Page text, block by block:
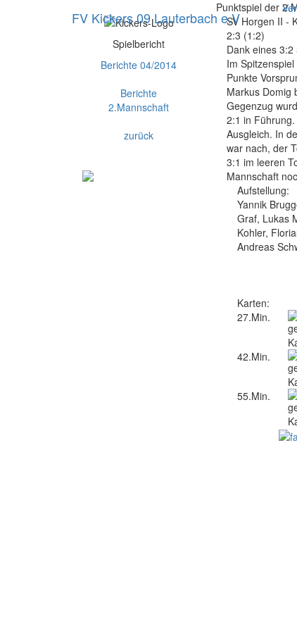
FV Kickers 09 Lauterbach e.V
Spielbericht
Berichte 04/2014
Berichte
2.Mannschaft
zurück
Punktspiel der
SV Horgen II -
2:3 (1:2)
Dank eines
Im
Punkte
Markus Domig
Gegenzug
2:1 in
Ausgleich. In
war nach, der
3:1 im leeren
Mannschaft
Aufstellung:
Yannik
Graf, Lukas
Kohler,
Andreas
Karten:
27.Min.
42.Min.
55.Min.